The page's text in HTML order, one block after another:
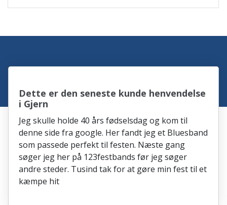
Dette er den seneste kunde henvendelse
i Gjern
Jeg skulle holde 40 års fødselsdag og kom til
denne side fra google. Her fandt jeg et Bluesband
som passede perfekt til festen. Næste gang
søger jeg her på 123festbands før jeg søger
andre steder. Tusind tak for at gøre min fest til et
kæmpe hit